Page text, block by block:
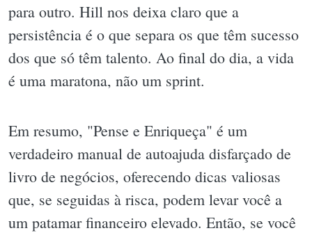
para outro. Hill nos deixa claro que a
persistência é o que separa os que têm sucesso
dos que só têm talento. Ao final do dia, a vida
é uma maratona, não um sprint.
Em resumo, "Pense e Enriqueça" é um
verdadeiro manual de autoajuda disfarçado de
livro de negócios, oferecendo dicas valiosas
que, se seguidas à risca, podem levar você a
um patamar financeiro elevado. Então, se você